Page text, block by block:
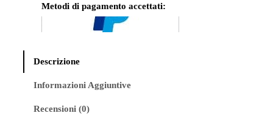
Metodi di pagamento accettati:
Descrizione
Informazioni Aggiuntive
Recensioni (0)